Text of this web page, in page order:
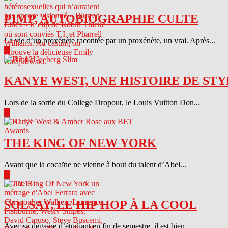
PIMP, AUTOBIOGRAPHIE CULTE
La vie d’un proxénète racontée par un proxénète, un vrai. Après...
04.12.13
KANYE WEST, UNE HISTOIRE DE
Lors de la sortie du College Dropout, le Louis Vuitton Don...
04.11.13
THE KING OF NEW YORK
Avant que la cocaïne ne vienne à bout du talent d’Abel...
04.10.13
SOLSAY, LE HIP HOP À LA COOL